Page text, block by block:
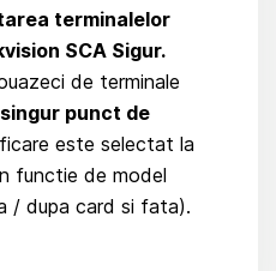
terminalelor
SCA Sigur.
de terminale
punct de
este selectat la
functie de model
/ dupa card si fata).